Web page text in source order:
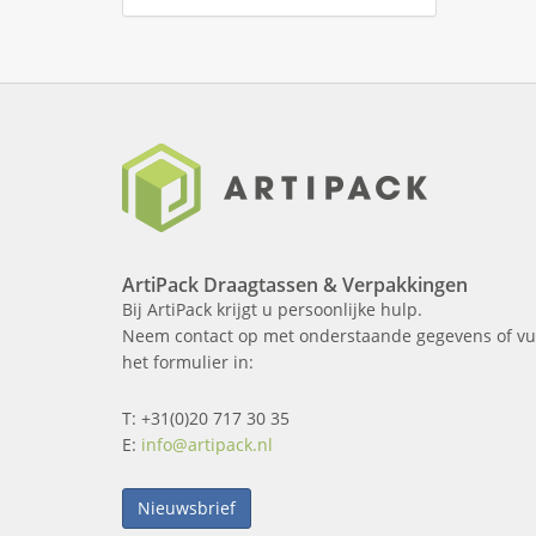
ArtiPack Draagtassen & Verpakkingen
Bij ArtiPack krijgt u persoonlijke hulp.
Neem contact op met onderstaande gegevens of
het formulier in:
T: +31(0)20 717 30 35
E: info@artipack.nl
Nieuwsbrief